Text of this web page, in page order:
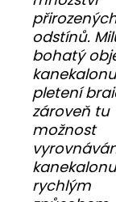
odstínů.
bohatý
pletení
zároveň tu
možnost
kanekalonu
rychlým